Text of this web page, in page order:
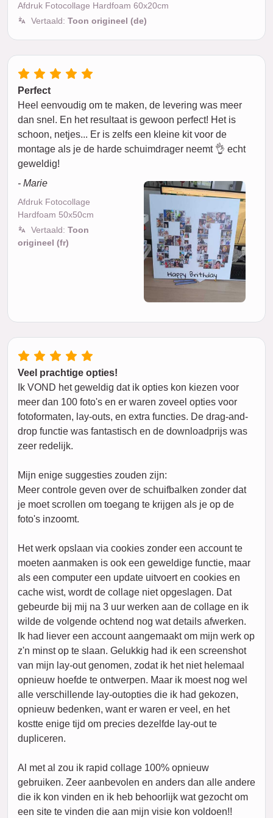
Afdruk Fotocollage Hardfoam 60x20cm
Vertaald: Toon origineel (de)
Perfect
Heel eenvoudig om te maken, de levering was meer
dan snel. En het resultaat is gewoon perfect! Het is
schoon, netjes... Er is zelfs een kleine kit voor de
montage als je de harde schuimdrager neemt 👌 echt
geweldig!
- Marie
Afdruk Fotocollage
Hardfoam 50x50cm
Vertaald: Toon
origineel (fr)
Veel prachtige opties!
Ik VOND het geweldig dat ik opties kon kiezen voor
meer dan 100 foto's en er waren zoveel opties voor
fotoformaten, lay-outs, en extra functies. De drag-and-
drop functie was fantastisch en de downloadprijs was
zeer redelijk.
Mijn enige suggesties zouden zijn:
Meer controle geven over de schuifbalken zonder dat
je moet scrollen om toegang te krijgen als je op de
foto's inzoomt.
Het werk opslaan via cookies zonder een account te
moeten aanmaken is ook een geweldige functie, maar
als een computer een update uitvoert en cookies en
cache wist, wordt de collage niet opgeslagen. Dat
gebeurde bij mij na 3 uur werken aan de collage en ik
wilde de volgende ochtend nog wat details afwerken.
Ik had liever een account aangemaakt om mijn werk op
z'n minst op te slaan. Gelukkig had ik een screenshot
van mijn lay-out genomen, zodat ik het niet helemaal
opnieuw hoefde te ontwerpen. Maar ik moest nog wel
alle verschillende lay-outopties die ik had gekozen,
opnieuw bedenken, want er waren er veel, en het
kostte enige tijd om precies dezelfde lay-out te
dupliceren.
Al met al zou ik rapid collage 100% opnieuw
gebruiken. Zeer aanbevolen en anders dan alle andere
die ik kon vinden en ik heb behoorlijk wat gezocht om
een site te vinden die aan mijn visie kon voldoen!!